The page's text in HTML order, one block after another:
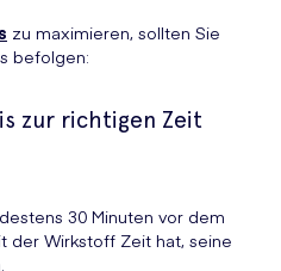
zu maximieren, sollten Sie
befolgen:
zur richtigen Zeit
30 Minuten vor dem
der Wirkstoff Zeit hat, seine